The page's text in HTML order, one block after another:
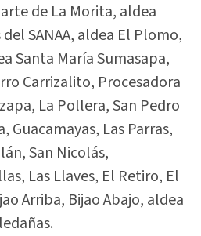
de La Morita, aldea
SANAA, aldea El Plomo,
Santa María Sumasapa,
Carrizalito, Procesadora
La Pollera, San Pedro
Guacamayas, Las Parras,
San Nicolás,
Las Llaves, El Retiro, El
Arriba, Bijao Abajo, aldea